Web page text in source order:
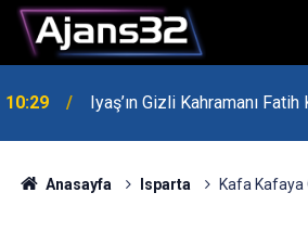
10:29 Iyaş’ın Gizli Kahramanı Fatih
00:52 Isparta'da Asker
Anasayfa Isparta Kafa Kafaya